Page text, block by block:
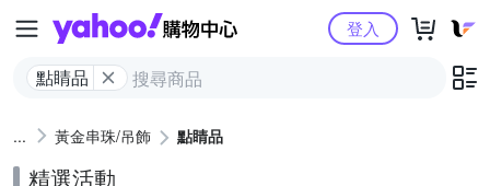
Yahoo購物中心
點睛品
登入
黃金串珠/吊飾 點睛品
精選活動